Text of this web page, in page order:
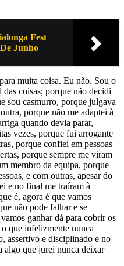
Fest
Junho
muita coisa. Eu não. Sou o
coisas; porque não decidi
sou casmurro, porque julgava
porque não me adaptei à
quando devia parar,
vezes, porque fui arrogante
porque confiei em pessoas
porque sempre me viram
membro da equipa, porque
e com outras, apesar do
e no final me traíram à
é, agora é que vamos
não pode falhar e se
ganhar dá para cobrir os
que infelizmente nunca
assertivo e disciplinado e no
algo que jurei nunca deixar